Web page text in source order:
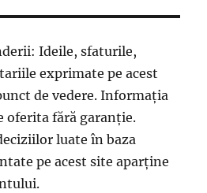
Ideile, sfaturile,
exprimate pe acest
de vedere. Informația
oferita fără garanție.
luate în baza
pe acest site aparține